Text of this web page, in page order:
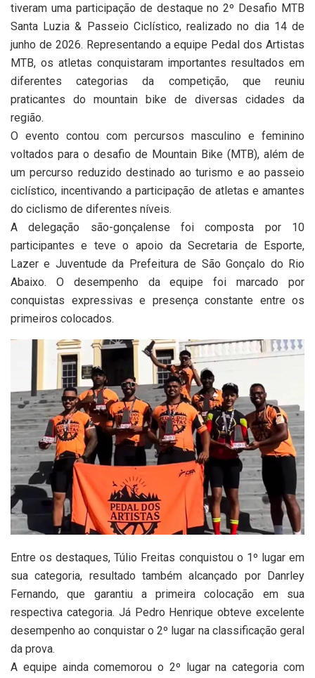
tiveram uma participação de destaque no 2º Desafio MTB
Santa Luzia & Passeio Ciclístico, realizado no dia 14 de
junho de 2026. Representando a equipe Pedal dos Artistas
MTB, os atletas conquistaram importantes resultados em
diferentes categorias da competição, que reuniu
praticantes do mountain bike de diversas cidades da
região.
O evento contou com percursos masculino e feminino
voltados para o desafio de Mountain Bike (MTB), além de
um percurso reduzido destinado ao turismo e ao passeio
ciclístico, incentivando a participação de atletas e amantes
do ciclismo de diferentes níveis.
A delegação são-gonçalense foi composta por 10
participantes e teve o apoio da Secretaria de Esporte,
Lazer e Juventude da Prefeitura de São Gonçalo do Rio
Abaixo. O desempenho da equipe foi marcado por
conquistas expressivas e presença constante entre os
primeiros colocados.
Entre os destaques, Túlio Freitas conquistou o 1º lugar em
sua categoria, resultado também alcançado por Danrley
Fernando, que garantiu a primeira colocação em sua
respectiva categoria. Já Pedro Henrique obteve excelente
desempenho ao conquistar o 2º lugar na classificação geral
da prova.
A equipe ainda comemorou o 2º lugar na categoria com